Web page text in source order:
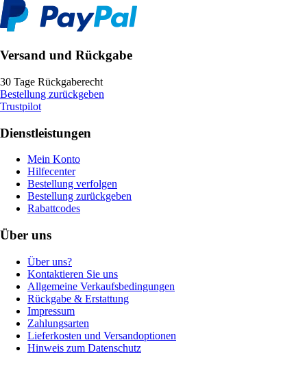
Versand und Rückgabe
30 Tage Rückgaberecht
Bestellung zurückgeben
Trustpilot
Dienstleistungen
Mein Konto
Hilfecenter
Bestellung verfolgen
Bestellung zurückgeben
Rabattcodes
Über uns
Über uns?
Kontaktieren Sie uns
Allgemeine Verkaufsbedingungen
Rückgabe & Erstattung
Impressum
Zahlungsarten
Lieferkosten und Versandoptionen
Hinweis zum Datenschutz